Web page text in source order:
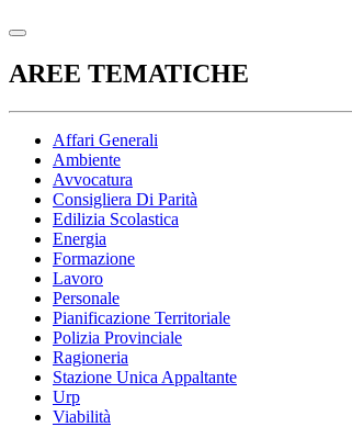
AREE TEMATICHE
Affari Generali
Ambiente
Avvocatura
Consigliera Di Parità
Edilizia Scolastica
Energia
Formazione
Lavoro
Personale
Pianificazione Territoriale
Polizia Provinciale
Ragioneria
Stazione Unica Appaltante
Urp
Viabilità